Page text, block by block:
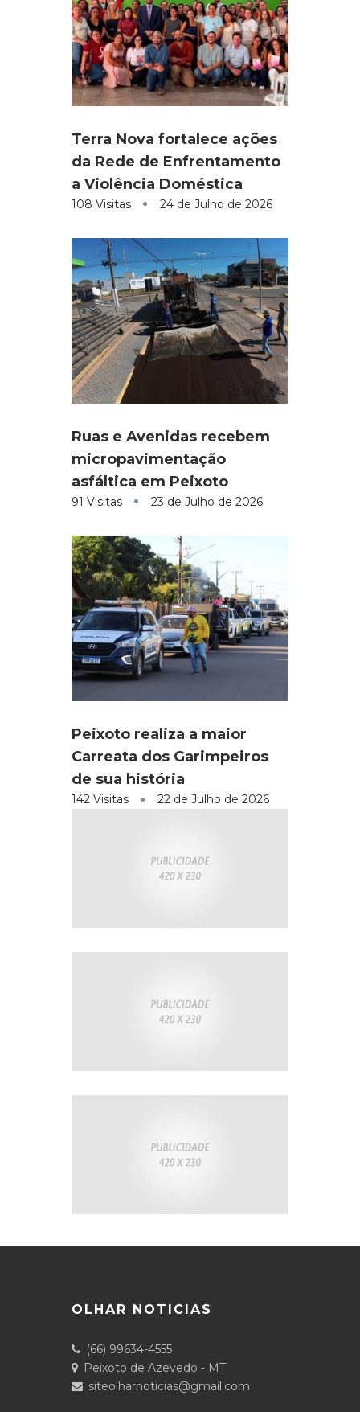
Terra Nova fortalece ações
da Rede de Enfrentamento
a Violência Doméstica
108 Visitas 24 de Julho de 2026
Ruas e Avenidas recebem
micropavimentação
asfáltica em Peixoto
91 Visitas 23 de Julho de 2026
Peixoto realiza a maior
Carreata dos Garimpeiros
de sua história
142 Visitas 22 de Julho de 2026
OLHAR NOTICIAS
(66) 99634-4555
Peixoto de Azevedo - MT
siteolharnoticias@gmail.com